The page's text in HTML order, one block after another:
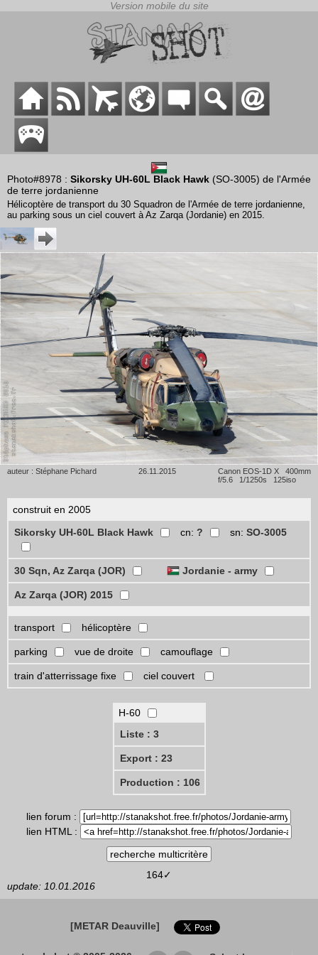
Photo#8978 : Sikorsky UH-60L Black Hawk (SO-3005) de l'Armée
de terre jordanienne
Hélicoptère de transport du 30 Squadron de l'Armée de terre jordanienne,
au parking sous un ciel couvert à Az Zarqa (Jordanie) en 2015.
auteur : Stéphane Pichard 26.11.2015
Canon EOS-1D X 400mm
f/5.6 1/1250s 125iso
construit en 2005
Sikorsky UH-60L Black Hawk
cn: ? sn: SO-3005
30 Sqn, Az Zarqa (JOR) Jordanie - army
Az Zarqa (JOR) 2015
transport hélicoptère
parking vue de droite camouflage
train d'atterrissage fixe ciel couvert
H-60
Liste : 3
Export : 23
Production : 106
lien forum :
lien HTML :
164✓
update: 10.01.2016
[METAR Deauville]